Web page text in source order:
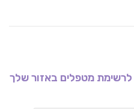
מטפלים באזור שלך